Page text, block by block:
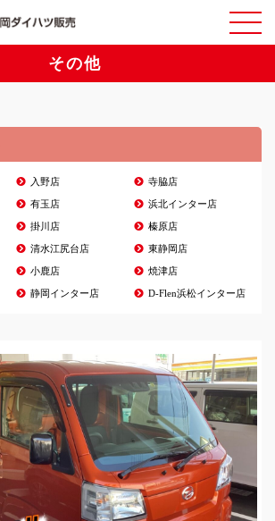
その他
入野店 寺脇店
有玉店 浜北インター店
掛川店 榛原店
清水江尻台店 東静岡店
小鹿店 焼津店
静岡インター店 D-Flen浜松インター店